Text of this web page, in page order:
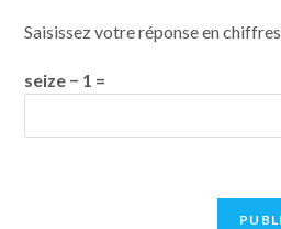
Saisissez votre réponse en chiffres
seize − 1 =